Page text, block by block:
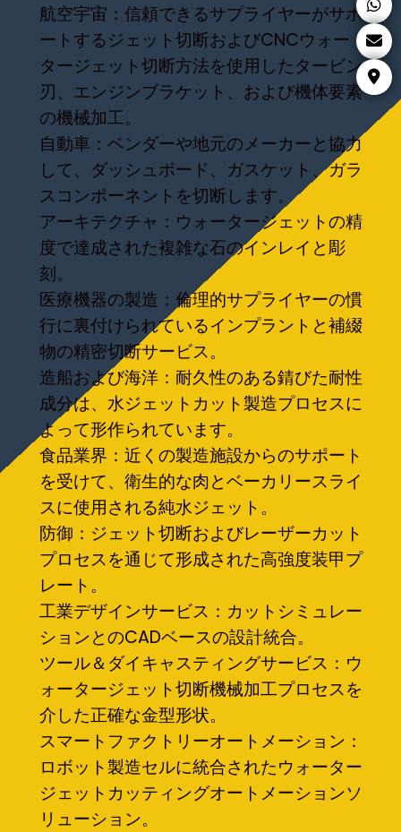
航空宇宙：信頼できるサプライヤーがサポ
ートするジェット切断およびCNCウォー
タージェット切断方法を使用したタービン
刃、エンジンブラケット、および機体要素
の機械加工。
自動車：ベンダーや地元のメーカーと協力
して、ダッシュボード、ガスケット、ガラ
スコンポーネントを切断します。
アーキテクチャ：ウォータージェットの精
度で達成された複雑な石のインレイと彫
刻。
医療機器の製造：倫理的サプライヤーの慣
行に裏付けられているインプラントと補綴
物の精密切断サービス。
造船および海洋：耐久性のある錆びた耐性
成分は、水ジェットカット製造プロセスに
よって形作られています。
食品業界：近くの製造施設からのサポート
を受けて、衛生的な肉とベーカリースライ
スに使用される純水ジェット。
防御：ジェット切断およびレーザーカット
プロセスを通じて形成された高強度装甲プ
レート。
工業デザインサービス：カットシミュレー
ションとのCADベースの設計統合。
ツール＆ダイキャスティングサービス：ウ
ォータージェット切断機械加工プロセスを
介した正確な金型形状。
スマートファクトリーオートメーション：
ロボット製造セルに統合されたウォーター
ジェットカッティングオートメーションソ
リューション。